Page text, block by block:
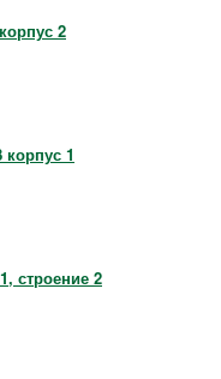
2
1
строение 2